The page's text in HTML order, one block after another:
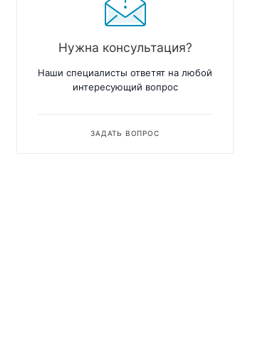
Нужна консультация?
Наши специалисты ответят на любой
интересующий вопрос
ЗАДАТЬ ВОПРОС